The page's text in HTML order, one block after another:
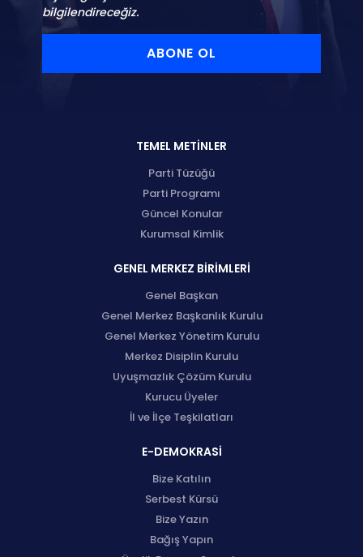
bilgilendireceğiz.
ABONE OL
TEMEL METİNLER
Parti Tüzüğü
Parti Programı
Güncel Konular
Kurumsal Kimlik
GENEL MERKEZ BİRİMLERİ
Genel Başkan
Genel Merkez Başkanlık Kurulu
Genel Merkez Yönetim Kurulu
Merkez Disiplin Kurulu
Uyuşmazlık Çözüm Kurulu
Kurucu Üyeler
İl ve İlçe Teşkilatları
E-DEMOKRASİ
Bize Katılın
Serbest Kürsü
Bize Yazın
Bağış Yapın